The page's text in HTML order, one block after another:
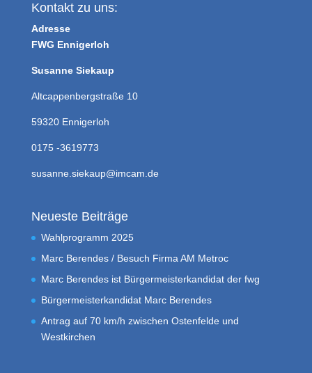
Kontakt zu uns:
Adresse
FWG Ennigerloh
Susanne Siekaup
Altcappenbergstraße 10
59320 Ennigerloh
0175 -3619773
susanne.siekaup@imcam.de
Neueste Beiträge
Wahlprogramm 2025
Marc Berendes / Besuch Firma AM Metroc
Marc Berendes ist Bürgermeisterkandidat der fwg
Bürgermeisterkandidat Marc Berendes
Antrag auf 70 km/h zwischen Ostenfelde und
Westkirchen